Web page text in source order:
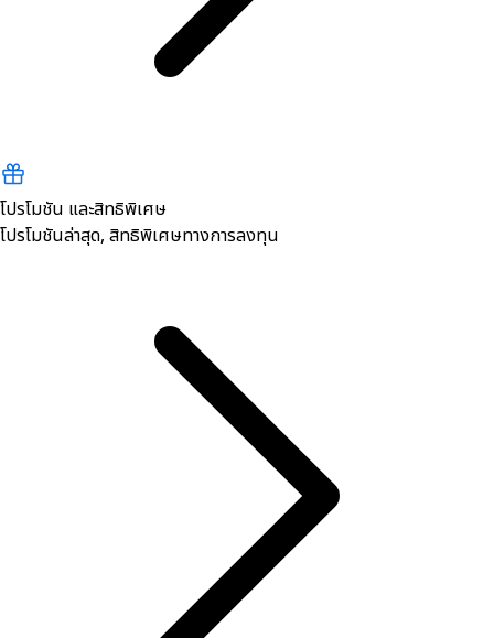
โปรโมชัน และสิทธิพิเศษ
โปรโมชันล่าสุด, สิทธิพิเศษทางการลงทุน